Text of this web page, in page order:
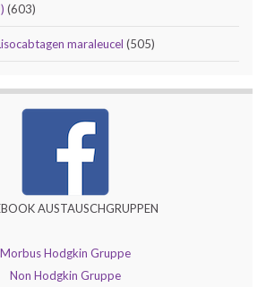
(603)
maraleucel (505)
AUSTAUSCHGRUPPEN
Morbus Hodgkin Gruppe
Non Hodgkin Gruppe